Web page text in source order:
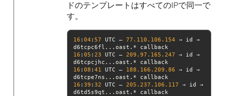
ドのテンプレートはすべてのIPで同一で
す。
16 : 04 : 57 UTC — 77.110 .106 .154 → id →
16 : 05 : 23 UTC — 209.97 .165 .247 → id →
16 : 08 : 41 UTC — 188.166 .209 .86 → id →
16 : 39 : 32 UTC — 205.237 .106 .117 → id →
d6td5s9qt...oast.* callback